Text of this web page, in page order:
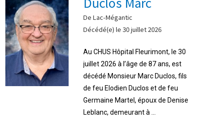
De Lac-Mégantic
Décédé(e) le 30 juillet 2026
Au CHUS Hôpital Fleurimont, le 30
juillet 2026 à l’âge de 87 ans, est
décédé Monsieur Marc Duclos, fils
de feu Elodien Duclos et de feu
Germaine Martel, époux de Denise
Leblanc, demeurant à ...